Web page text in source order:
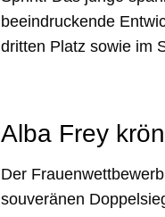
beeindruckende
dritten Platz sowie im
Alba Frey
Der
souveränen